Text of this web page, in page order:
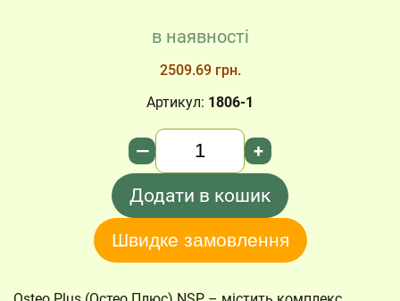
в наявності
2509.69 грн.
Артикул: 1806-1
Кількість
— +
Додати в кошик
Швидке замовлення